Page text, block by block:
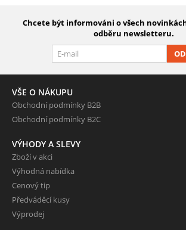
Chcete být informováni o všech
odběru newsletteru.
VŠE O NÁKUPU
Obchodní podmínky B2B
Obchodní podmínky B2C
VÝHODY A SLEVY
Zboží v akci
Výhodná nabídka
Cenový tip
Předváděcí kusy
Výprodej